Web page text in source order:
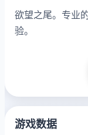
欲望之尾。专业
验。
游戏数据